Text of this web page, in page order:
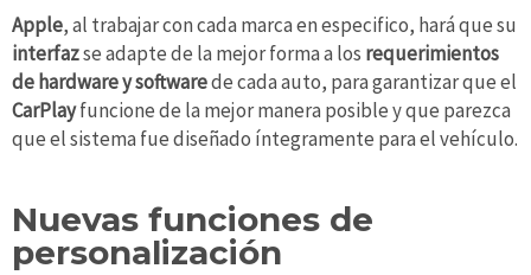
Apple, al trabajar con cada marca en especifico, hará que su
interfazse adapte de la mejor forma a los requerimientos
de hardware y softwarede cada auto, para garantizar que el
CarPlayfuncione de la mejor manera posible y que parezca
que el sistema fue diseñado íntegramente para el vehículo.
Nuevas funciones de
personalización